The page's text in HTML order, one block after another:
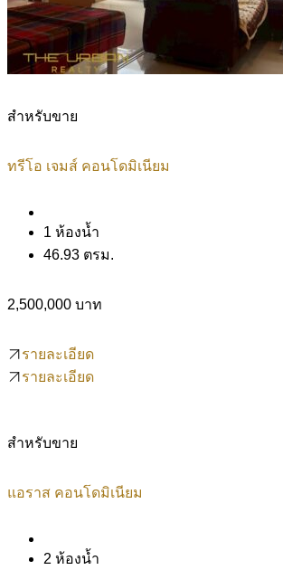
สำหรับขาย
ทรีโอ เจมส์ คอนโดมิเนียม
1 ห้องน้ำ
46.93 ตรม.
2,500,000 บาท
รายละเอียด
รายละเอียด
สำหรับขาย
แอราส คอนโดมิเนียม
2 ห้องน้ำ